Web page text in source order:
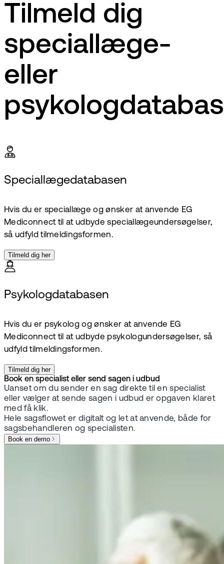
Tilmeld dig
speciallæge-
eller
Speciallægedatabasen
Hvis du er speciallæge og ønsker at anvende EG
Mediconnect til at udbyde speciallægeundersøgelser,
så udfyld tilmeldingsformen.
Tilmeld dig her
Psykologdatabasen
Hvis du er psykolog og ønsker at anvende EG
Mediconnect til at udbyde psykologundersøgelser, så
udfyld tilmeldingsformen.
Tilmeld dig her
Book en specialist eller send sagen i udbud
Uanset om du sender en sag direkte til en specialist
eller vælger at sende sagen i udbud er opgaven klaret
med få klik.
Hele sagsflowet er digitalt og let at anvende, både for
sagsbehandleren og specialisten.
Book en demo